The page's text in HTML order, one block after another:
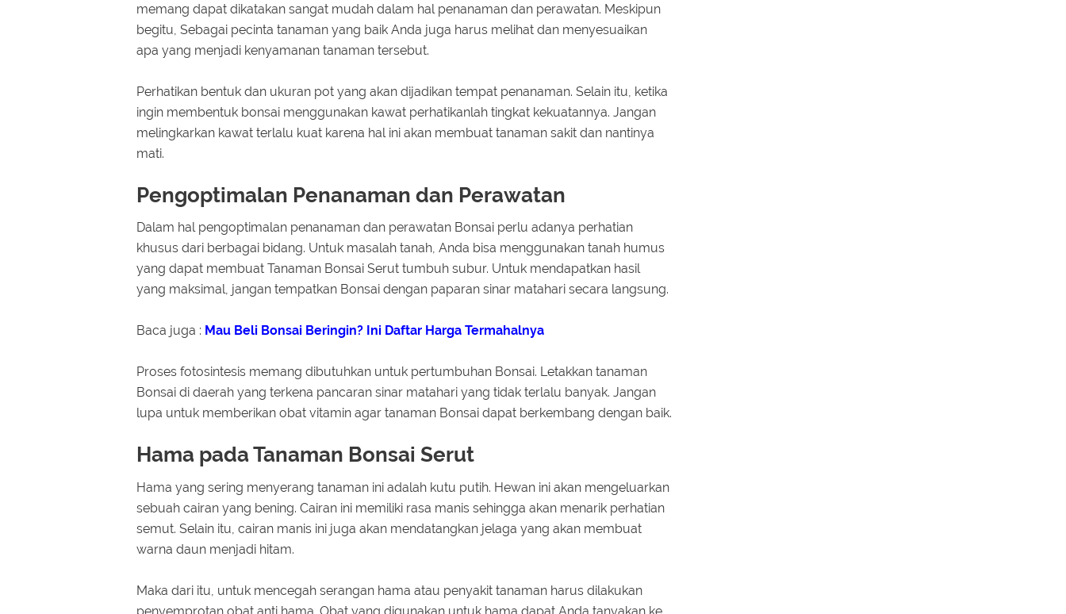
memang dapat dikatakan sangat mudah dalam hal penanaman dan perawatan. Meskipun
begitu, Sebagai pecinta tanaman yang baik Anda juga harus melihat dan menyesuaikan
apa yang menjadi kenyamanan tanaman tersebut.
Perhatikan bentuk dan ukuran pot yang akan dijadikan tempat penanaman. Selain itu, ketika
ingin membentuk bonsai menggunakan kawat perhatikanlah tingkat kekuatannya. Jangan
melingkarkan kawat terlalu kuat karena hal ini akan membuat tanaman sakit dan nantinya
mati.
Pengoptimalan Penanaman dan Perawatan
Dalam hal pengoptimalan penanaman dan perawatan Bonsai perlu adanya perhatian
khusus dari berbagai bidang. Untuk masalah tanah, Anda bisa menggunakan tanah humus
yang dapat membuat Tanaman Bonsai Serut tumbuh subur. Untuk mendapatkan hasil
yang maksimal, jangan tempatkan Bonsai dengan paparan sinar matahari secara langsung.
Baca juga : Mau Beli Bonsai Beringin? Ini Daftar Harga Termahalnya
Proses fotosintesis memang dibutuhkan untuk pertumbuhan Bonsai. Letakkan tanaman
Bonsai di daerah yang terkena pancaran sinar matahari yang tidak terlalu banyak. Jangan
lupa untuk memberikan obat vitamin agar tanaman Bonsai dapat berkembang dengan baik.
Hama pada Tanaman Bonsai Serut
Hama yang sering menyerang tanaman ini adalah kutu putih. Hewan ini akan mengeluarkan
sebuah cairan yang bening. Cairan ini memiliki rasa manis sehingga akan menarik perhatian
semut. Selain itu, cairan manis ini juga akan mendatangkan jelaga yang akan membuat
warna daun menjadi hitam.
Maka dari itu, untuk mencegah serangan hama atau penyakit tanaman harus dilakukan
penyemprotan obat anti hama. Obat yang digunakan untuk hama dapat Anda tanyakan ke